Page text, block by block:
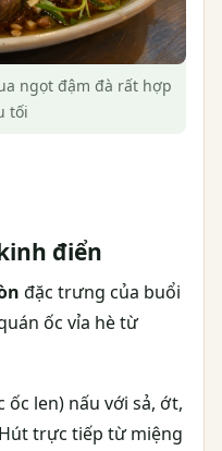
ngọt đậm đà rất hợp
tối
điển
đặc trưng của buổi
ốc vỉa hè từ
len) nấu với sả, ớt,
trực tiếp từ miệng